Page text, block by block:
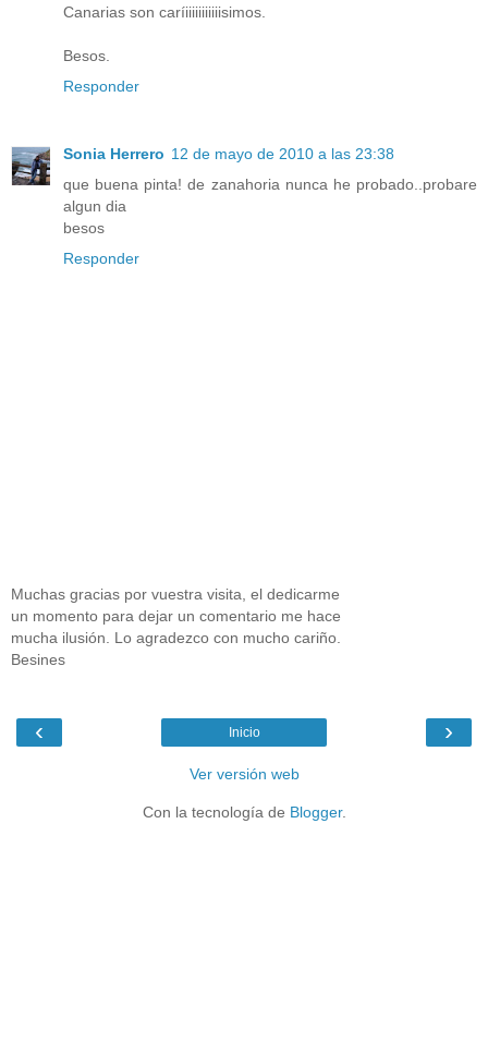
Canarias son caríiiiiiiiiiiisimos.
Besos.
Responder
Sonia Herrero 12 de mayo de 2010 a las 23:38
que buena pinta! de zanahoria nunca he probado..probare
algun dia
besos
Responder
Muchas gracias por vuestra visita, el dedicarme
un momento para dejar un comentario me hace
mucha ilusión. Lo agradezco con mucho cariño.
Besines
‹ ›
Inicio
Ver versión web
Con la tecnología de Blogger.